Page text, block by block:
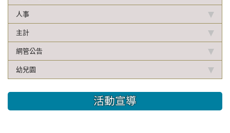
人事
主計
網管公告
幼兒園
活動宣導